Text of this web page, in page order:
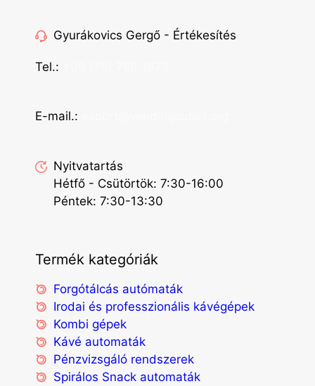
Gyurákovics Gergő - Értékesítés
Tel.:
E-mail.:
Nyitvatartás
Hétfő - Csütörtök: 7:30-16:00
Péntek: 7:30-13:30
Termék kategóriák
Forgótálcás autómaták
Irodai és professzionális kávégépek
Kombi gépek
Kávé automaták
Pénzvizsgáló rendszerek
Spirálos Snack automaták